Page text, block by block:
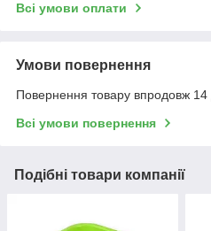
Всі умови оплати
Умови повернення
Повернення товару впродовж 14
Всі умови повернення
Подібні товари компанії